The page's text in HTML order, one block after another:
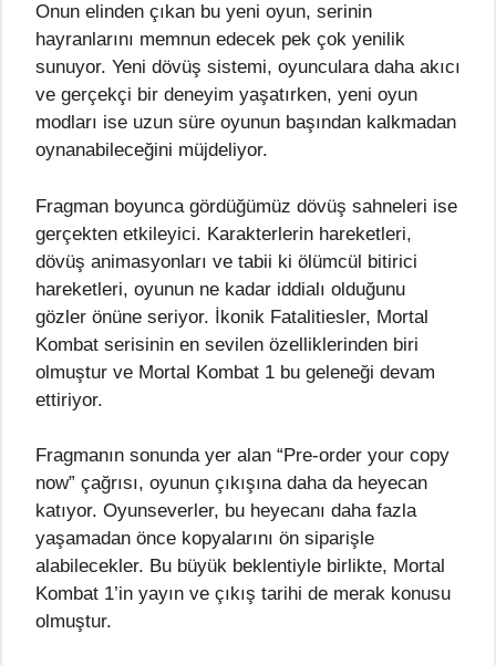
Onun elinden çıkan bu yeni oyun, serinin
hayranlarını memnun edecek pek çok yenilik
sunuyor. Yeni dövüş sistemi, oyunculara daha akıcı
ve gerçekçi bir deneyim yaşatırken, yeni oyun
modları ise uzun süre oyunun başından kalkmadan
oynanabileceğini müjdeliyor.
Fragman boyunca gördüğümüz dövüş sahneleri ise
gerçekten etkileyici. Karakterlerin hareketleri,
dövüş animasyonları ve tabii ki ölümcül bitirici
hareketleri, oyunun ne kadar iddialı olduğunu
gözler önüne seriyor. İkonik Fatalitiesler, Mortal
Kombat serisinin en sevilen özelliklerinden biri
olmuştur ve Mortal Kombat 1 bu geleneği devam
ettiriyor.
Fragmanın sonunda yer alan “Pre-order your copy
now” çağrısı, oyunun çıkışına daha da heyecan
katıyor. Oyunseverler, bu heyecanı daha fazla
yaşamadan önce kopyalarını ön siparişle
alabilecekler. Bu büyük beklentiyle birlikte, Mortal
Kombat 1’in yayın ve çıkış tarihi de merak konusu
olmuştur.